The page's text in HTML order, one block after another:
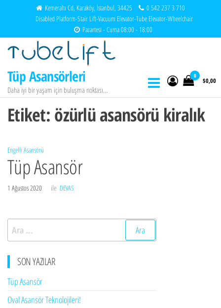
Kemeraltı Cd, Karaköy, İstanbul, 34425
0 542 237 3 710
Disabled Platform-Stair Lift-Vacuum Elevator-Tube Elevator-Wheelchair
Pazartesi - Cuma 08:00 - 18:00
Tüp Asansörleri
Daha iyi bir yaşam için buluşma noktası…
0
$0,00
Etiket: özürlü asansörü kiralık
Engelli Asansörü
Tüp Asansör
1 Ağustos 2020 ile DEVAS
Arama:
SON YAZILAR
Tüp Asansör
Oval Asansör Teknolojileri!